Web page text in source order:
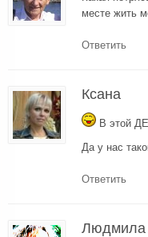
месте жить
Ответить
Ксана
В этой
Да у нас
Ответить
Людмила